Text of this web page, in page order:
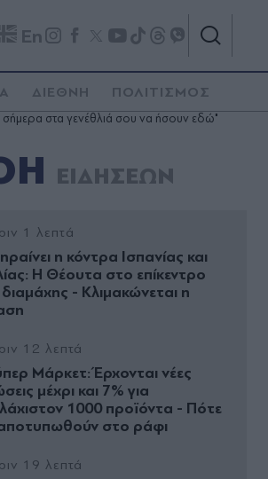
En
ΔΙΕΘΝΗ ΠΟΛΙΤΙΣΜΟΣ
σήμερα στα γενέθλιά σου να ήσουν εδώ"
ΕΙΔΗΣΕΩΝ
1 λεπτά
η κόντρα Ισπανίας και
Η Θέουτα στο επίκεντρο
- Κλιμακώνεται η
12 λεπτά
Μάρκετ: Έρχονται νέες
μέχρι και 7% για
1000 προϊόντα - Πότε
στο ράφι
19 λεπτά